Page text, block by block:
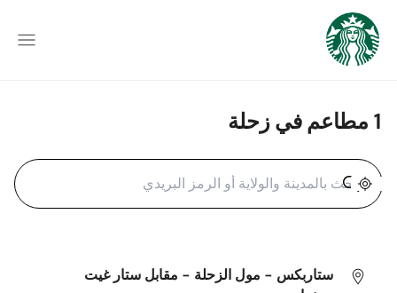
1 مطاعم في زحلة
ستاربكس - مول الزحلة - مقابل ستار غيت